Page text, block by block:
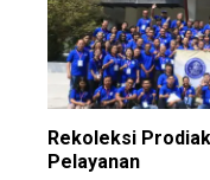
Rekoleksi
Pelayanan